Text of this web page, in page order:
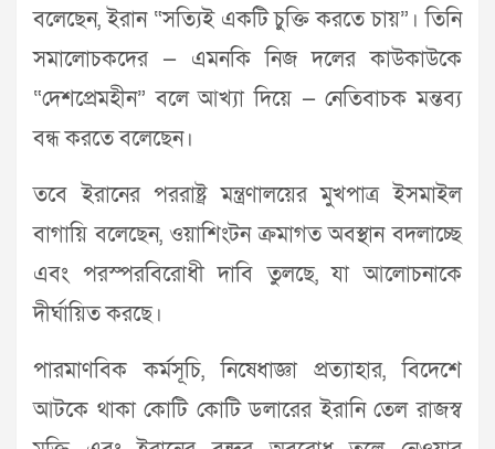
বলেছেন, ইরান “সত্যিই একটি চুক্তি করতে চায়”। তিনি
সমালোচকদের — এমনকি নিজ দলের কাউকাউকে
“দেশপ্রেমহীন” বলে আখ্যা দিয়ে — নেতিবাচক মন্তব্য
বন্ধ করতে বলেছেন।
তবে ইরানের পররাষ্ট্র মন্ত্রণালয়ের মুখপাত্র ইসমাইল
বাগায়ি বলেছেন, ওয়াশিংটন ক্রমাগত অবস্থান বদলাচ্ছে
এবং পরস্পরবিরোধী দাবি তুলছে, যা আলোচনাকে
দীর্ঘায়িত করছে।
পারমাণবিক কর্মসূচি, নিষেধাজ্ঞা প্রত্যাহার, বিদেশে
আটকে থাকা কোটি কোটি ডলারের ইরানি তেল রাজস্ব